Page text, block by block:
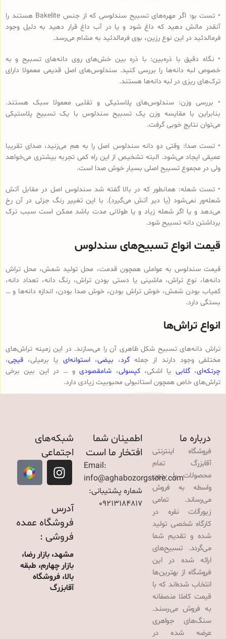
• تست بو: اگر مهره‌های تسبیح‌ سندلوسی که از جنس Bakelite هستند را
آنقدر مالش دهید که داغ شود و یا در آب داغ قرار دهید به دلیل وجود
فرمالدئید در این نوع رزین، بوی فرمالدئید به مشام می‌رسد.
• نگاه دقیق با ذره‌بین: با ذره بین خش‌های روی دانه‌های تسبیح و به
خصوص لبه دانه‌ها را بررسی کنید. سندلوس‌های اصل قدیمی معمولا دارای
ترک‌های ریزی در لبه دانه‌ها هستند.
• بررسی وزن: سندلوس‌های پلاستیکی و تقلبی معمولا سبک هستند.
بنابراین با مقایسه وزن یک تسبیح سندلوس با یک تسبیح پلاستیکی
می‌توان نتایج خوبی گرفت.
• تست صدا: وقتی دو دانه سندلوس اصل را به هم می‌زنید، صدای تقریبا
عمیقی ایجاد می‌شود. البته تشخیص از این راه کمی تجربه بیشتری می‌خواهد
ولی در مجموع تسبیح اصلی بسیار خوش صدا است.
• تست شعله: همانطور که در بالا گفته شد سندلوس اصل در مقابل آتش
شعله‌ور نمی‌شود (یا دیر آتش می‌گیرد). با این تغییر رنگ جزئی در آن رخ
می‌دهد و یا اگر شعله زیاد و یا طولانی مدت باشد ممکن است سبب ترک
برداشتن دانه تسبیح شود.
قیمت انواع تسبیح‌های سندلوس
قیمت سندلوس به عواملی همچون قدمت، محل تولید شمش، محل تراش
دانه‌ها، نوع تراش، ماشینی یا دستی بودن تراش، رنگ دانه، تعداد دانه،
کمیاب بودن شمش، خوش تراش بودن، خوش صدا بودن، اندازه دانه‌ها و …
بستگی دارد.
انواع تراش‌ها
تراش دانه‌های تسبیح شکل ظاهری آن را می‌سازند. در این زمینه تراش‌های
مختلفی وجود دارند از جمله گرد، بیضی،استوانه‌ای یا برمیلی، قیچی،
چرتکه‌ای،گلابی یا اشکی،کپسولی، شامقصودیو … در این بین برخی
تراش‌های خاص همچون استانبولی محبوبیت زیادی دارد.
درباره ما
فروشگاه اینترنتی
آقابزرگ تمام
محصولات را بدون
واسطه به فروش
می‌رساند. تمامی
زیورآلات نقره در
کارگاه شخصی تولید
شده و تقدیم شما
می‌گردد. تسبیح‌های
ارائه شده در این
فروشگاه از بهترین‌ها
انتخاب شده‌اند که با
قیمت کاملا منصفانه
به فروش می‌رسند.
سنگ‌های جواهری
عرضه شده در
اطمینان شما
افتخار ما است
Email:
info@aghabozorgstore.com
شماره پشتیبانی:
09213184817
شبکه‌های
اجتماعی
آدرس
فروشگاه عمده
فروشی :
مشهد، بازار رضا،
بازار چهارم، طبقه
بالا، فروشگاه
آقابزرگ